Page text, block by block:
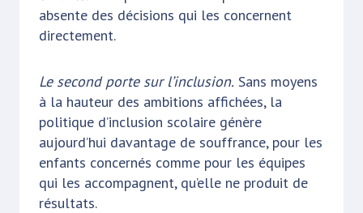
absente des décisions qui les concernent
directement.
Le second porte sur l’inclusion. Sans moyens
à la hauteur des ambitions affichées, la
politique d’inclusion scolaire génère
aujourd’hui davantage de souffrance, pour les
enfants concernés comme pour les équipes
qui les accompagnent, qu’elle ne produit de
résultats.